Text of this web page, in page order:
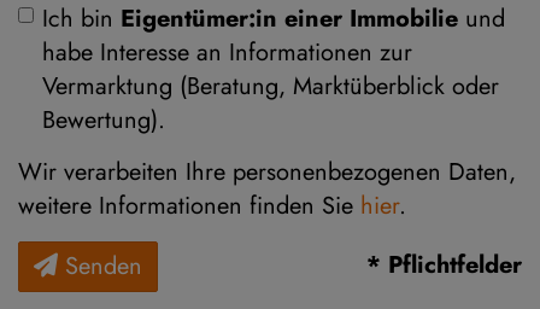
Ich bin Eigentümer:in einer Immobilie und
habe Interesse an Informationen zur
Vermarktung (Beratung, Marktüberblick oder
Bewertung).
Wir verarbeiten Ihre personenbezogenen Daten,
weitere Informationen finden Sie hier.
Senden
* Pflichtfelder